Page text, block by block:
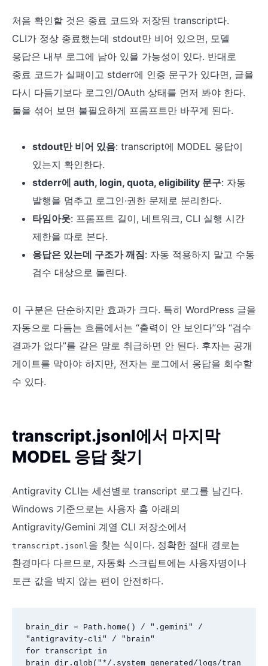
처음 확인할 것은 종료 코드와 저장된 transcript다.
CLI가 정상 종료했는데 stdout만 비어 있으면, 모델
응답은 내부 로그에 남아 있을 가능성이 있다. 반대로
종료 코드가 실패이고 stderr에 인증 문구가 있다면, 글을
다시 다듬기보다 로그인/OAuth 상태를 먼저 봐야 한다.
둘을 섞어 보면 불필요하게 프롬프트만 바꾸게 된다.
stdout만 비어 있음: transcript에 MODEL 응답이
있는지 확인한다.
stderr에 auth, login, quota, eligibility 문구: 자동
발행을 멈추고 로그인·권한 문제로 분리한다.
타임아웃: 프롬프트 길이, 네트워크, CLI 실행 시간
제한을 따로 본다.
응답은 있는데 구조가 깨짐: 자동 적용하지 말고 수동
검수 대상으로 돌린다.
이 구분은 단순하지만 효과가 크다. 특히 WordPress 글을
자동으로 다듬는 흐름에서는 “출력이 안 보인다”와 “검수
결과가 없다”를 같은 말로 취급하면 안 된다. 후자는 공개
게이트를 막아야 하지만, 전자는 로그에서 응답을 회수할
수 있다.
transcript.jsonl에서 마지막
MODEL 응답 찾기
Antigravity CLI는 세션별로 transcript 로그를 남긴다.
Windows 기준으로는 사용자 홈 아래의
Antigravity/Gemini 계열 CLI 저장소에서
transcript.jsonl을 찾는 식이다. 정확한 절대 경로는
환경마다 다르므로, 자동화 스크립트에는 사용자명이나
토큰 값을 박지 않는 편이 안전하다.
brain_dir = Path.home() / ".gemini" /
"antigravity-cli" / "brain"
for transcript in
brain_dir.glob("*/.system_generated/logs/tran